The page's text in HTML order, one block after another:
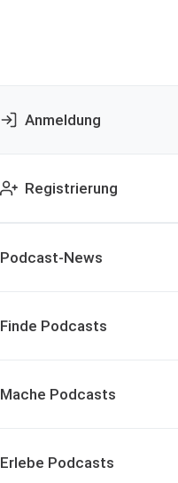
Anmeldung
Registrierung
Podcast-News
Finde Podcasts
Mache Podcasts
Erlebe Podcasts